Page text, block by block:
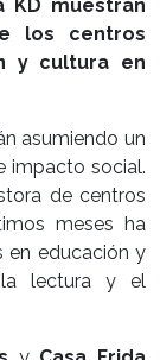
KD muestran
los centros
y cultura en
asumiendo un
impacto social.
de centros
meses ha
en educación y
lectura y el